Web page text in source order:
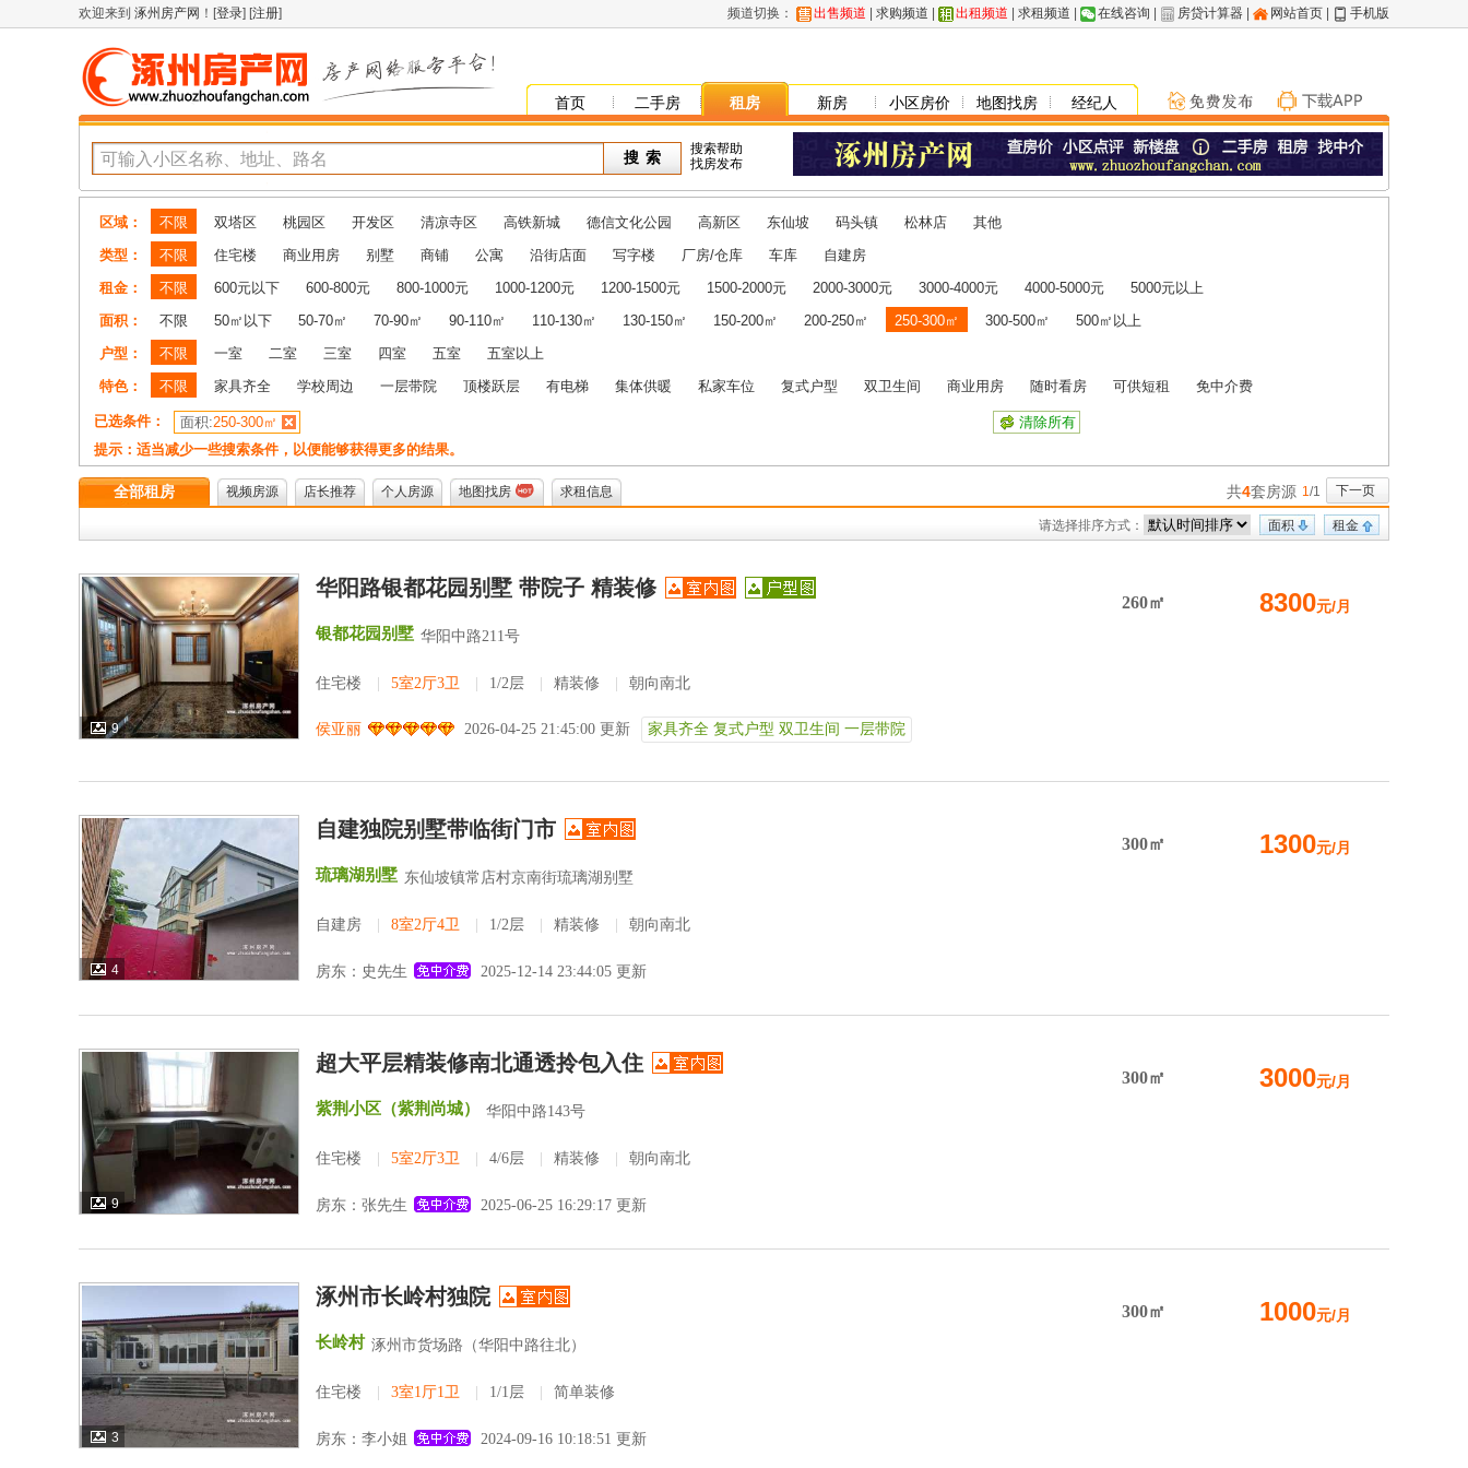
欢迎来到 涿州房产网 ！[登录] [注册] 频道切换： 出售频道 求购频道 出租频道 求租频道 在线咨询 房贷计算器 网站首页 手机版
首页 二手房 租房 新房 小区房价 地图找房 经纪人
搜索帮助
找房发布
区域： 不限 双塔区 桃园区 开发区 清凉寺区 高铁新城 德信文化公园 高新区 东仙坡 码头镇 松林店
其他
类型：
不限 住宅楼 商业用房 别墅 商铺 公寓 沿街店面 写字楼 厂房/仓库 车库
自建房
租金：
不限 600元以下 600-800元 800-1000元 1000-1200元 1200-1500元 1500-2000元 2000-3000元 3000-4000元 4000-5000元
5000元以上
面积：
不限 50㎡以下 50-70㎡ 70-90㎡ 90-110㎡ 110-130㎡ 130-150㎡ 150-200㎡ 200-250㎡ 250-300㎡ 300-500㎡
500㎡以上
户型：
不限 一室 二室 三室 四室 五室
五室以上
特色：
不限 家具齐全 学校周边 一层带院 顶楼跃层 有电梯 集体供暖 私家车位 复式户型 双卫生间 商业用房 随时看房 可供短租 免中介费
已选条件： 面积:250-300㎡
清除所有
提示：适当减少一些搜索条件，以便能够获得更多的结果。
全部租房 视频房源 店长推荐 个人房源 地图找房 求租信息 下一页
1/1
共4套房源
租金
面积
请选择排序方式：
9
华阳路银都花园别墅 带院子 精装修
银都花园别墅 华阳中路211号
住宅楼 5室2厅3卫 1/2层 精装修 朝向南北
侯亚丽 2026-04-25 21:45:00 更新 家具齐全 复式户型 双卫生间 一层带院
260㎡ 8300元/月
4
自建独院别墅带临街门市
琉璃湖别墅 东仙坡镇常店村京南街琉璃湖别墅
自建房 8室2厅4卫 1/2层 精装修 朝向南北
房东：史先生 2025-12-14 23:44:05 更新
300㎡ 1300元/月
9
超大平层精装修南北通透拎包入住
紫荆小区（紫荆尚城） 华阳中路143号
住宅楼 5室2厅3卫 4/6层 精装修 朝向南北
房东：张先生 2025-06-25 16:29:17 更新
300㎡ 3000元/月
3
涿州市长岭村独院
长岭村 涿州市货场路（华阳中路往北）
住宅楼 3室1厅1卫 1/1层 简单装修
房东：李小姐 2024-09-16 10:18:51 更新
300㎡ 1000元/月